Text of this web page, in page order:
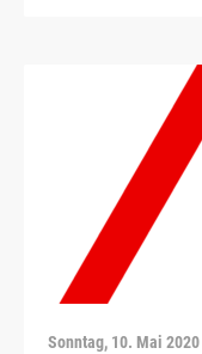
Sonntag, 10. Mai 2020